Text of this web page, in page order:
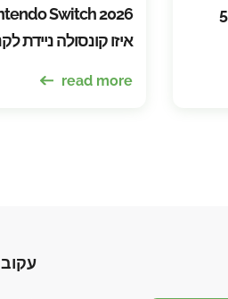
מנהל סיסמאות מומלץ 2026: השוואת 5
איזו קונסולה ניידת
read more
עקוב